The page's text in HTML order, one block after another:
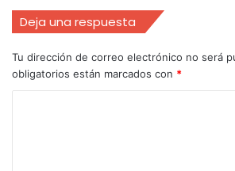
Deja una respuesta
Tu dirección de correo electrónico no será
obligatorios están marcados con *